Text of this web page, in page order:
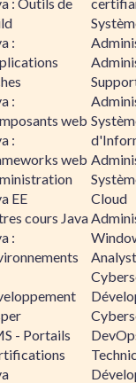
:
:
web
:
web
EE
cours Java
:
- Portails
Cloud